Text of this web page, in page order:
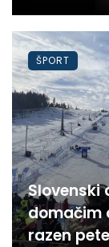
Slovenski
domačim
razen
ŠPORT